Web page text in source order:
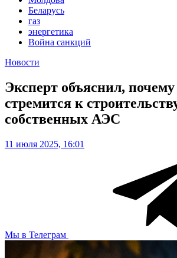
Беларусь
газ
энергетика
Война санкций
Новости
Эксперт объяснил,
стремится к
собственных АЭС
11 июля 2025, 16:01
Мы в Телеграм